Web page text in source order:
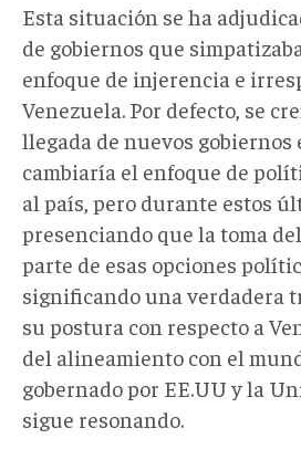
Esta situación se ha
de gobiernos que
enfoque de injerencia e
Venezuela. Por defecto, se
llegada de nuevos gobiernos
cambiaría el enfoque de
al país, pero durante estos
presenciando que la toma
parte de esas opciones
significando una verdadera
su postura con respecto a
del alineamiento con el
gobernado por EE.UU y la
sigue resonando.